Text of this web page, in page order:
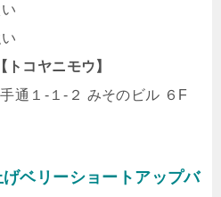
トコヤニモウ】
通１-１-２ みそのビル ６F
ベリーショートアップバ